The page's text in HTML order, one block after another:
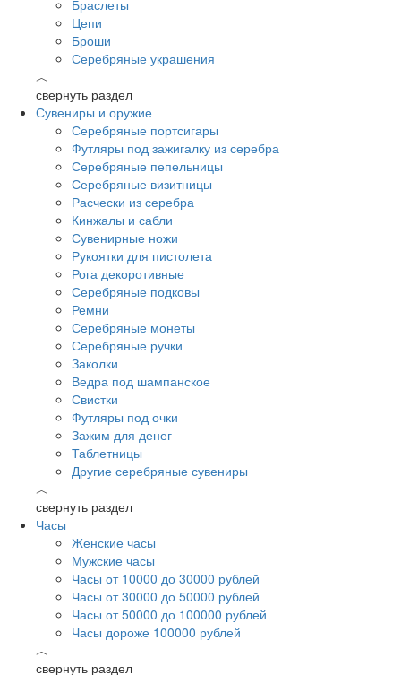
Браслеты
Цепи
Броши
Серебряные украшения
︿
свернуть раздел
Сувениры и оружие
Серебряные портсигары
Футляры под зажигалку из серебра
Серебряные пепельницы
Серебряные визитницы
Расчески из серебра
Кинжалы и сабли
Сувенирные ножи
Рукоятки для пистолета
Рога декоротивные
Серебряные подковы
Ремни
Серебряные монеты
Серебряные ручки
Заколки
Ведра под шампанское
Свистки
Футляры под очки
Зажим для денег
Таблетницы
Другие серебряные сувениры
︿
свернуть раздел
Часы
Женские часы
Мужские часы
Часы от 10000 до 30000 рублей
Часы от 30000 до 50000 рублей
Часы от 50000 до 100000 рублей
Часы дороже 100000 рублей
︿
свернуть раздел